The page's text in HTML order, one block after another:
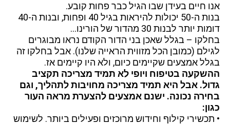
אנו חיים בעידן שבו הגיל כבר פחות קובע.
בנות ה-50 יכולות להיראות בגיל 40 ופחות, ובנות ה-40
דומות יותר לבנות 30 מהדור של הורינו…
בחלקו – בגלל שאכן בני הדור הקודם נראו מבוגרים
לגילם (כמובן הכל מזווית הראייה שלנו). אבל בחלקו זה
בגלל אמצעים שקיימים כיום, ולא היו קיימים אז.
ההשקעה בטיפוח ויופי לא תמיד מצריכה תקציב
גדול. אבל היא תמיד מצריכה מחויבות לתהליך, וגם
בחירה נכונה. ישנם אמצעים להצערת מראה העור
כגון:
• תכשירי קילוף וחידוש מרוכזים ופעילים ביותר. לשימוש